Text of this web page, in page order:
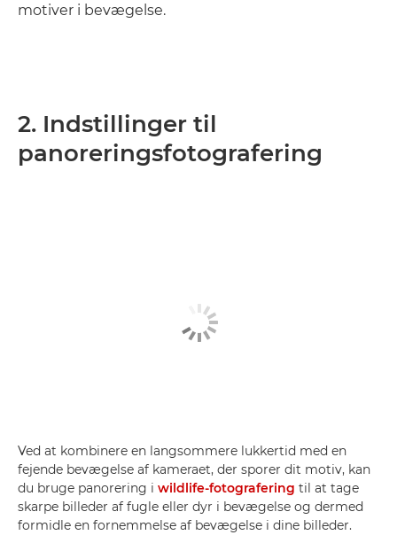
motiver i bevægelse.
2. Indstillinger til
panoreringsfotografering
Ved at kombinere en langsommere lukkertid med en
fejende bevægelse af kameraet, der sporer dit motiv, kan
du bruge panorering i wildlife-fotografering til at tage
skarpe billeder af fugle eller dyr i bevægelse og dermed
formidle en fornemmelse af bevægelse i dine billeder.